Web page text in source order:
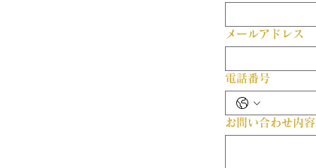
メールアドレス
電話番号
お問い合わせ内容